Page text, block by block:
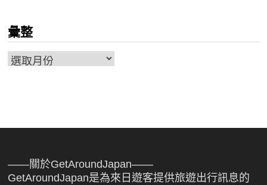
彙整
彙
——關於GetAroundJapan——
GetAroundJapan是為來日遊客提供旅遊出行訊息的